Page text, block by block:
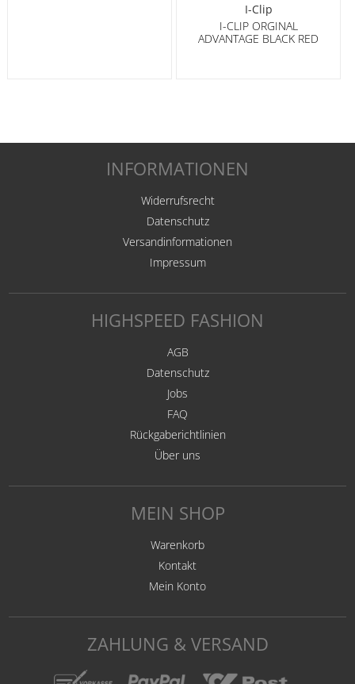
I-Clip
I-CLIP ORGINAL
ADVANTAGE BLACK RED
INFORMATIONEN
Widerrufsrecht
Datenschutz
Versandinformationen
Impressum
HIGHSPEED FASHION
AGB
Datenschutz
Jobs
FAQ
Rückgaberichtlinien
Über uns
MEIN SHOP
Warenkorb
Kontakt
Mein Konto
ZAHLUNG & VERSAND